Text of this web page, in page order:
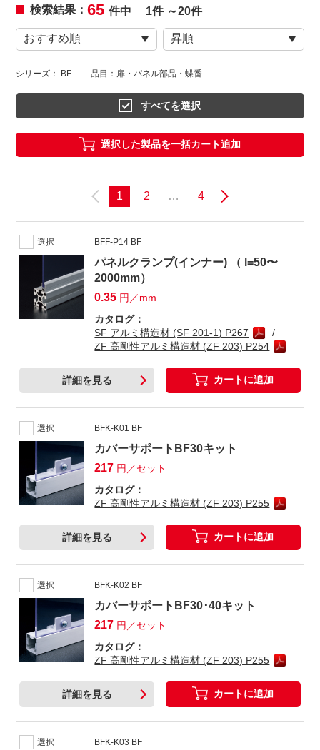
検索結果：65件中 1件 ～20件
シリーズ： BF 品目：扉・パネル部品・蝶番
すべてを選択
選択した製品を一括カート追加
1 2 … 4
選択 BFF-P14 BF
パネルクランプ(インナー) （ l=50〜
2000mm）
0.35 円／mm
カタログ：
SF アルミ構造材 (SF 201-1) P267
ZF 高剛性アルミ構造材 (ZF 203) P254
詳細を見る カートに追加
選択 BFK-K01 BF
カバーサポートBF30キット
217 円／セット
カタログ：
ZF 高剛性アルミ構造材 (ZF 203) P255
詳細を見る カートに追加
選択 BFK-K02 BF
カバーサポートBF30･40キット
217 円／セット
カタログ：
ZF 高剛性アルミ構造材 (ZF 203) P255
詳細を見る カートに追加
選択 BFK-K03 BF